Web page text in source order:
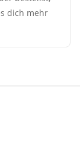
dich mehr